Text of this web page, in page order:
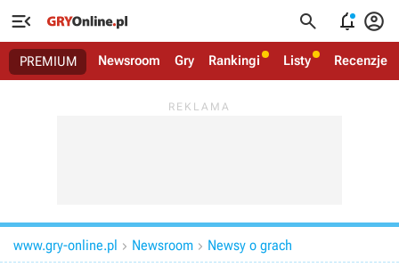
   
PREMIUM Newsroom Gry Rankingi Listy Recenzje
www.gry-online.pl  Newsroom  Newsy o grach